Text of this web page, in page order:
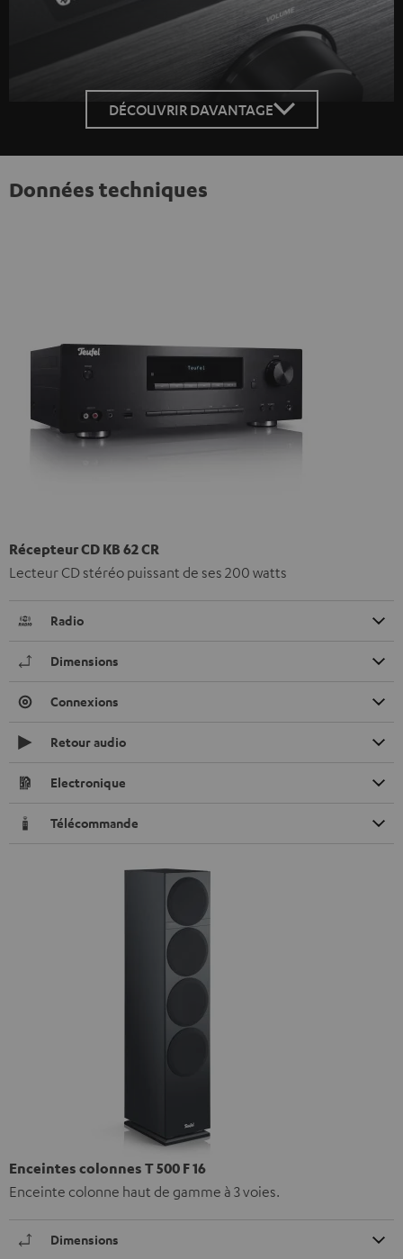
DÉCOUVRIR DAVANTAGE
Données techniques
Récepteur CD KB 62 CR
Lecteur CD stéréo puissant de ses 200 watts
Radio
Dimensions
Connexions
Retour audio
Electronique
Télécommande
Enceintes colonnes T 500 F 16
Enceinte colonne haut de gamme à 3 voies.
Dimensions